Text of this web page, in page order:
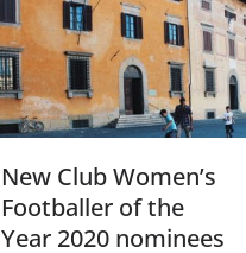
New Club Women’s
Footballer of the
Year 2020 nominees